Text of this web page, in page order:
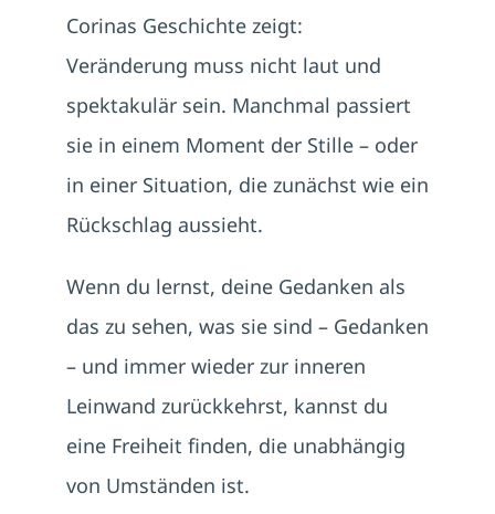
Corinas Geschichte zeigt:
Veränderung muss nicht laut und
spektakulär sein. Manchmal passiert
sie in einem Moment der Stille – oder
in einer Situation, die zunächst wie ein
Rückschlag aussieht.
Wenn du lernst, deine Gedanken als
das zu sehen, was sie sind – Gedanken
– und immer wieder zur inneren
Leinwand zurückkehrst, kannst du
eine Freiheit finden, die unabhängig
von Umständen ist.